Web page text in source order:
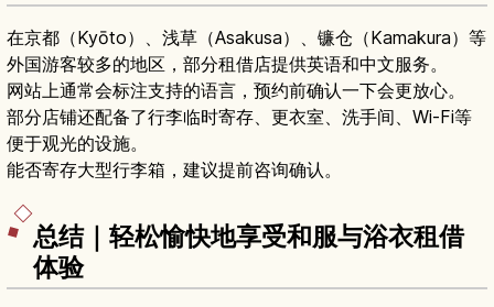
在京都（Kyōto）、浅草（Asakusa）、镰仓（Kamakura）等
外国游客较多的地区，部分租借店提供英语和中文服务。
网站上通常会标注支持的语言，预约前确认一下会更放心。
部分店铺还配备了行李临时寄存、更衣室、洗手间、Wi-Fi等
便于观光的设施。
能否寄存大型行李箱，建议提前咨询确认。
总结｜轻松愉快地享受和服与浴衣租借
体验